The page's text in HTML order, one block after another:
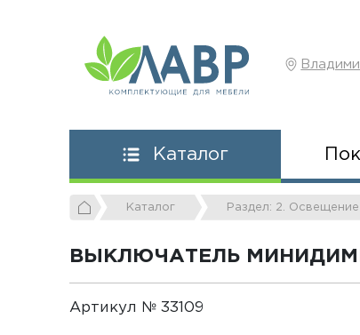
Каталог
Каталог Раздел: 2.
ВЫКЛЮЧАТЕЛЬ
Артикул № 33109